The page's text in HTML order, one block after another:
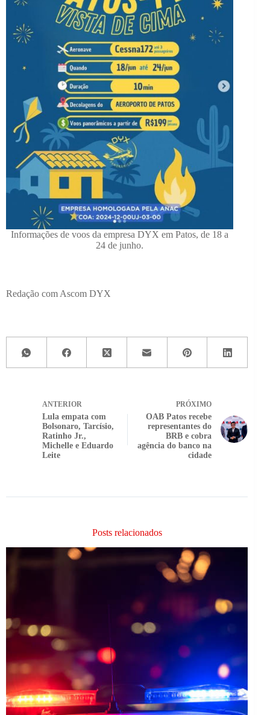
Informações de voos da empresa DYX em Patos, de 18 a
24 de junho.
Redação com Ascom DYX
ANTERIOR
Lula empata com
Bolsonaro, Tarcísio,
Ratinho Jr.,
Michelle e Eduardo
Leite
PRÓXIMO
OAB Patos recebe
representantes do
BRB e cobra
agência do banco na
cidade
Posts relacionados